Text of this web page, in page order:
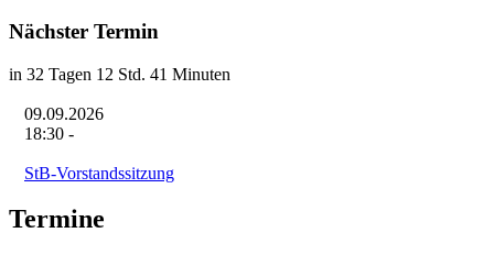
Nächster Termin
in 32 Tagen 12 Std. 41 Minuten
09.09.2026
18:30 -
StB-Vorstandssitzung
Termine